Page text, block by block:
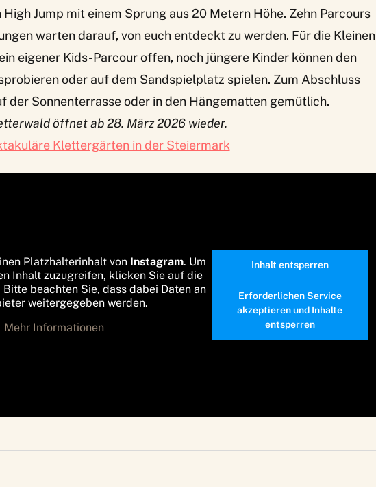
Jump mit einem Sprung aus 20 Metern Höhe. Zehn Parcours
warten darauf, von euch entdeckt zu werden. Für die Kleinen
eigener Kids-Parcour offen, noch jüngere Kinder können den
oder auf dem Sandspielplatz spielen. Zum Abschluss
der Sonnenterrasse oder in den Hängematten gemütlich.
öffnet ab 28. März 2026 wieder.
Klettergärten in der Steiermark
Platzhalterinhalt von Instagram. Um
Inhalt zuzugreifen, klicken Sie auf die
beachten Sie, dass dabei Daten an
weitergegeben werden.
Mehr Informationen
Inhalt entsperren
Erforderlichen Service
akzeptieren und Inhalte
entsperren